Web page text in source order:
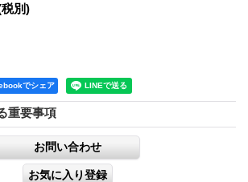
別)
でシェア
重要事項